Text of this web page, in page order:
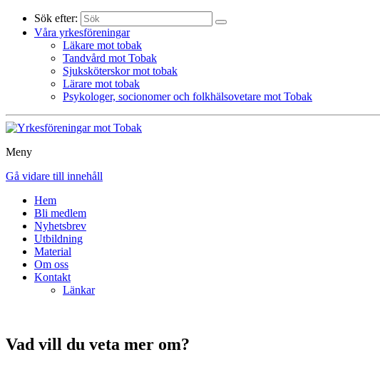
Sök efter:
Våra yrkesföreningar
Läkare mot tobak
Tandvård mot Tobak
Sjuksköterskor mot tobak
Lärare mot tobak
Psykologer, socionomer och folkhälsovetare mot Tobak
Meny
Gå vidare till innehåll
Hem
Bli medlem
Nyhetsbrev
Utbildning
Material
Om oss
Kontakt
Länkar
Vad vill du veta mer om?